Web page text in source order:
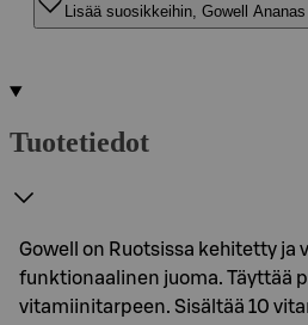
Lisää suosikkeihin, Gowell
Tuotetiedot
Gowell on Ruotsissa kehitetty
funktionaalinen juoma. Täyttää
vitamiinitarpeen. Sisältää 10